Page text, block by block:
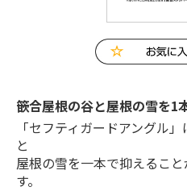
篏合屋根の谷と屋根の雪を1
「セフティガードアングル
と
屋根の雪を一本で抑えるこ
す。